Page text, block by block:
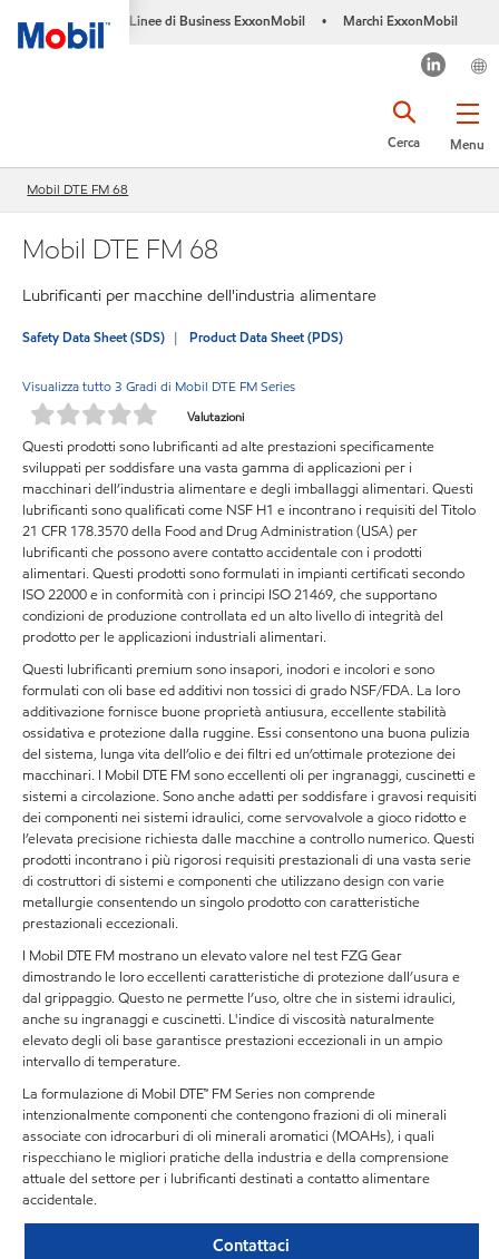
Linee di Business ExxonMobil • Marchi ExxonMobil
Menu
Cerca
Mobil DTE FM 68
Mobil DTE FM 68
Lubrificanti per macchine dell'industria alimentare
Safety Data Sheet (SDS) Product Data Sheet (PDS)
Visualizza tutto 3 Gradi di Mobil DTE FM Series
Valutazioni
Questi prodotti sono lubrificanti ad alte prestazioni specificamente
sviluppati per soddisfare una vasta gamma di applicazioni per i
macchinari dell’industria alimentare e degli imballaggi alimentari. Questi
lubrificanti sono qualificati come NSF H1 e incontrano i requisiti del Titolo
21 CFR 178.3570 della Food and Drug Administration (USA) per
lubrificanti che possono avere contatto accidentale con i prodotti
alimentari. Questi prodotti sono formulati in impianti certificati secondo
ISO 22000 e in conformità con i principi ISO 21469, che supportano
condizioni de produzione controllata ed un alto livello di integrità del
prodotto per le applicazioni industriali alimentari.
Questi lubrificanti premium sono insapori, inodori e incolori e sono
formulati con oli base ed additivi non tossici di grado NSF/FDA. La loro
additivazione fornisce buone proprietà antiusura, eccellente stabilità
ossidativa e protezione dalla ruggine. Essi consentono una buona pulizia
del sistema, lunga vita dell’olio e dei filtri ed un’ottimale protezione dei
macchinari. I Mobil DTE FM sono eccellenti oli per ingranaggi, cuscinetti e
sistemi a circolazione. Sono anche adatti per soddisfare i gravosi requisiti
dei componenti nei sistemi idraulici, come servovalvole a gioco ridotto e
l’elevata precisione richiesta dalle macchine a controllo numerico. Questi
prodotti incontrano i più rigorosi requisiti prestazionali di una vasta serie
di costruttori di sistemi e componenti che utilizzano design con varie
metallurgie consentendo un singolo prodotto con caratteristiche
prestazionali eccezionali.
I Mobil DTE FM mostrano un elevato valore nel test FZG Gear
dimostrando le loro eccellenti caratteristiche di protezione dall’usura e
dal grippaggio. Questo ne permette l’uso, oltre che in sistemi idraulici,
anche su ingranaggi e cuscinetti. L'indice di viscosità naturalmente
elevato degli oli base garantisce prestazioni eccezionali in un ampio
intervallo di temperature.
La formulazione di Mobil DTE™ FM Series non comprende
intenzionalmente componenti che contengono frazioni di oli minerali
associate con idrocarburi di oli minerali aromatici (MOAHs), i quali
rispecchiano le migliori pratiche della industria e della comprensione
attuale del settore per i lubrificanti destinati a contatto alimentare
accidentale.
Contattaci